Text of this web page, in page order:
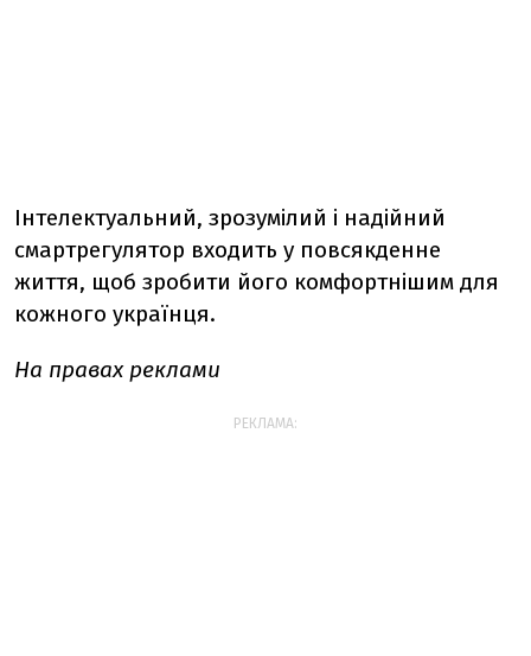
Інтелектуальний, зрозумілий і надійний
смартрегулятор входить у повсякденне
життя, щоб зробити його комфортнішим для
кожного українця.
На правах реклами
РЕКЛАМА: